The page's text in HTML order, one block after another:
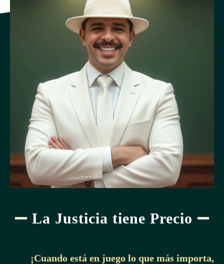
La Justicia tiene Precio
¡Cuando está en juego lo que más importa,